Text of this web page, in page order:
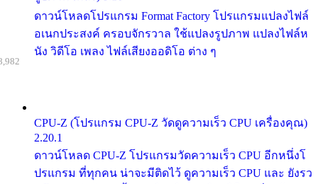
ดาวน์โหลดโปรแกรม Format Factory โปรแกรมแปลงไฟล์
อเนกประสงค์ ครอบจักรวาล ใช้แปลงรูปภาพ แปลงไฟล์ห
นัง วิดีโอ เพลง ไฟล์เสียงออดิโอ ต่าง ๆ
CPU-Z (โปรแกรม CPU-Z วัดดูความเร็ว CPU เครื่องคุณ)
2.20.1
ดาวน์โหลด CPU-Z โปรแกรมวัดความเร็ว CPU อีกหนึ่งโ
ปรแกรม ที่ทุกคน น่าจะมีติดไว้ ดูความเร็ว CPU และ ยังรว